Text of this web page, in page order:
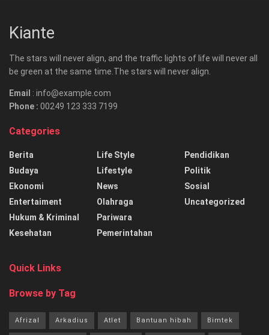
Kiante
The stars will never align, and the traffic lights of life will never all
be green at the same time.The stars will never align.
Email : info@example.com
Phone : 00249 123 333 7199
Categories
Berita
Budaya
Ekonomi
Entertaiment
Hukum & Kriminal
Kesehatan
Life Style
Lifestyle
News
Olahraga
Pariwara
Pemerintahan
Pendidikan
Politik
Sosial
Uncategorized
Quick Links
Browse by Tag
Afrizal Arkadius Atlet Bantuan hibah Bimtek